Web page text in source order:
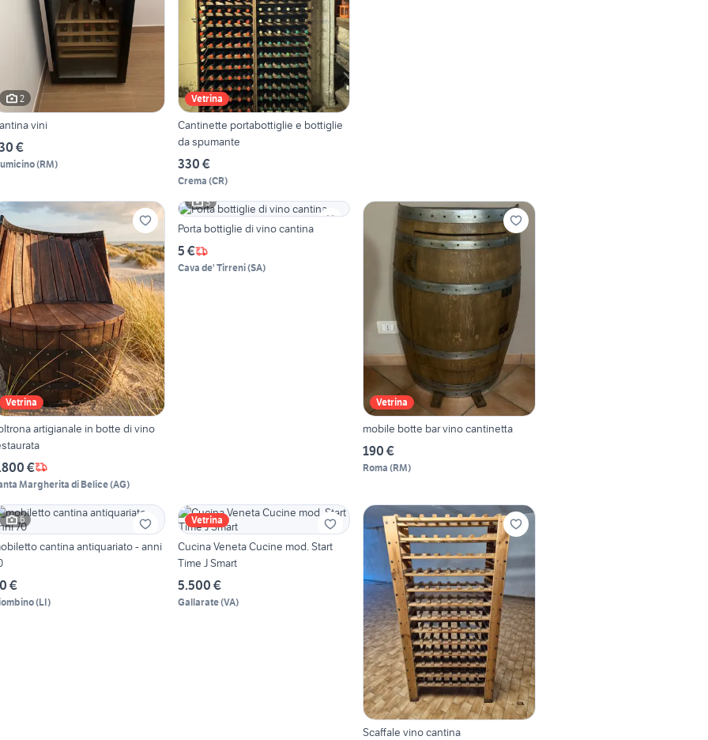
2
vini
€
(RM)
Vetrina
Cantinette portabottiglie e bottiglie
da spumante
330 €
Crema (CR)
Vetrina
artigianale in botte di vino
€
Margherita di Belice(AG)
3
Porta bottiglie di vino cantina
5 €
Cava de' Tirreni(SA)
Vetrina
mobile botte bar vino cantinetta
190 €
Roma (RM)
6
cantina antiquariato - anni
€
(LI)
Vetrina
Cucina Veneta Cucine mod. Start
Time J Smart
5.500 €
Gallarate(VA)
Scaffale vino cantina